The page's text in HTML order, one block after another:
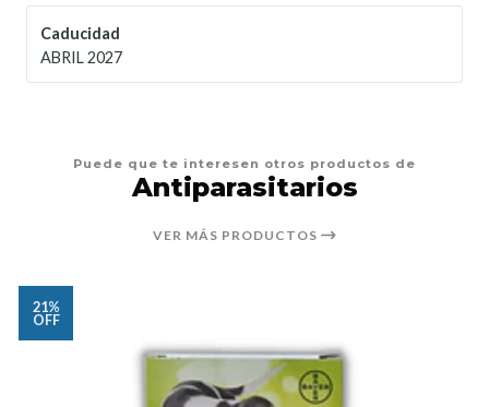
Caducidad
ABRIL 2027
Puede que te interesen otros productos de
Antiparasitarios
VER MÁS PRODUCTOS
21%
OFF